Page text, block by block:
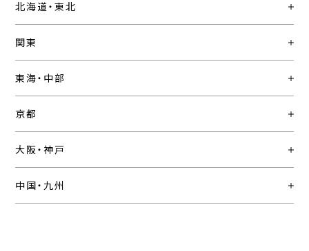
北海道・東北
関東
東海・中部
京都
大阪・神戸
中国・九州